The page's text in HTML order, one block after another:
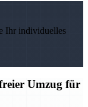
Ihr individuelles
Umzug für